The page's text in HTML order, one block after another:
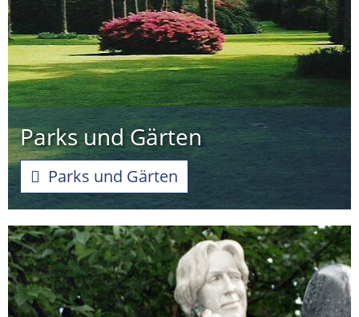
Parks und Gärten
Parks und Gärten